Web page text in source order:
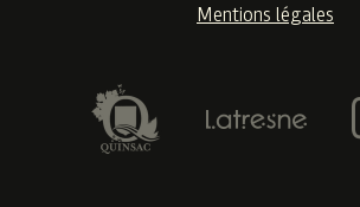
Mentions légales